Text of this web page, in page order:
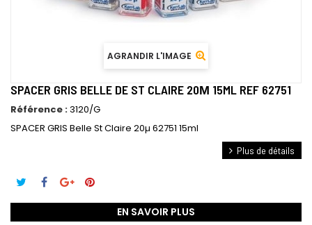
AGRANDIR L'IMAGE
SPACER GRIS BELLE DE ST CLAIRE 20Μ 15ML REF 62751
Référence :3120/G
SPACER GRIS Belle St Claire 20µ 62751 15ml
Plus de détails
EN SAVOIR PLUS